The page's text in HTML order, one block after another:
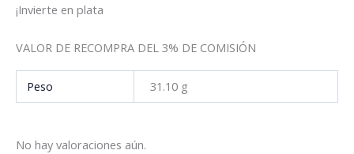
¡Invierte en plata
VALOR DE RECOMPRA DEL 3% DE COMISIÓN
Peso 31.10 g
No hay valoraciones aún.